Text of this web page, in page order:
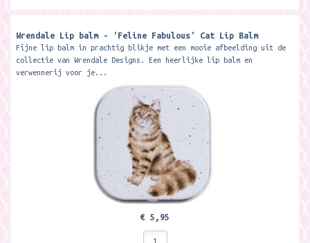
Wrendale Lip balm - 'Feline Fabulous' Cat Lip Balm
Fijne lip balm in prachtig blikje met een mooie afbeelding uit de
collectie van Wrendale Designs. Een heerlijke lip balm en
verwennerij voor je...
€ 5,95